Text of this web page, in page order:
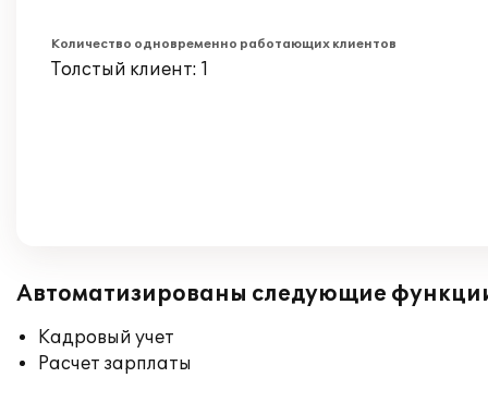
Количество одновременно работающих клиентов
Толстый клиент: 1
Автоматизированы следующие
Кадровый учет
Расчет зарплаты